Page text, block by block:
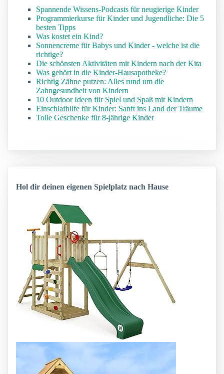
Spannende Wissens-Podcasts für neugierige Kinder
Programmierkurse für Kinder und Jugendliche: Die 5
besten Tipps
Was kostet ein Kind?
Sonnencreme für Babys und Kinder - welche ist die
richtige?
Die schönsten Aktivitäten mit Kindern nach der Kita
Was gehört in die Kinder-Hausapotheke?
Richtig Zähne putzen: Alles rund um die
Zahngesundheit von Kindern
10 Outdoor Ideen für Spiel und Spaß mit Kindern
Einschlafhilfe für Kinder: Sanft ins Land der Träume
Tolle Geschenke für 8-jährige Kinder
Hol dir deinen eigenen Spielplatz nach Hause